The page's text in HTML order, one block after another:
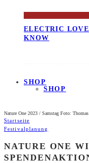
ELECTRIC
KNOW
SHOP
SHOP
Nature One 2023 / Samstag Foto:
Startseite
Festivalplanung
NATURE ONE